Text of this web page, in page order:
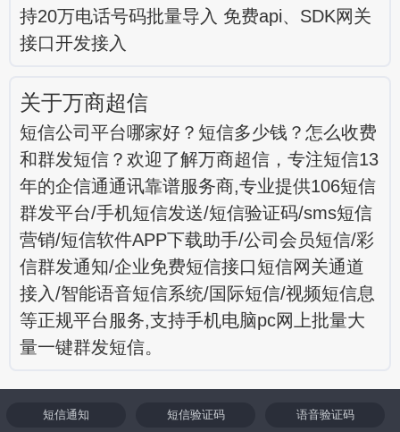
持20万电话号码批量导入 免费api、SDK网关
接口开发接入
关于万商超信
短信公司平台哪家好？短信多少钱？怎么收费
和群发短信？欢迎了解万商超信，专注短信13
年的企信通通讯靠谱服务商,专业提供106短信
群发平台/手机短信发送/短信验证码/sms短信
营销/短信软件APP下载助手/公司会员短信/彩
信群发通知/企业免费短信接口短信网关通道
接入/智能语音短信系统/国际短信/视频短信息
等正规平台服务,支持手机电脑pc网上批量大
量一键群发短信。
短信通知 短信验证码 语音验证码